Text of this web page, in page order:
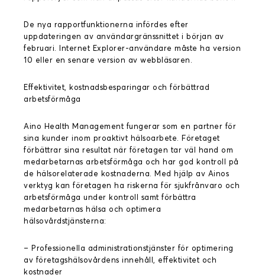
De nya rapportfunktionerna infördes efter
uppdateringen av användargränssnittet i början av
februari. Internet Explorer-användare måste ha version
10 eller en senare version av webbläsaren.
Effektivitet, kostnadsbesparingar och förbättrad
arbetsförmåga
Aino Health Management fungerar som en partner för
sina kunder inom proaktivt hälsoarbete. Företaget
förbättrar sina resultat när företagen tar väl hand om
medarbetarnas arbetsförmåga och har god kontroll på
de hälsorelaterade kostnaderna. Med hjälp av Ainos
verktyg kan företagen ha riskerna för sjukfrånvaro och
arbetsförmåga under kontroll samt förbättra
medarbetarnas hälsa och optimera
hälsovårdstjänsterna:
– Professionella administrationstjänster för optimering
av företagshälsovårdens innehåll, effektivitet och
kostnader